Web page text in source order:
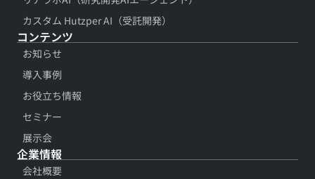
カスタム Hutzper AI（受託開発）
コンテンツ​
お知らせ
導入事例​
お役立ち情報​
セミナー
展示会​
企業情報
会社概要​